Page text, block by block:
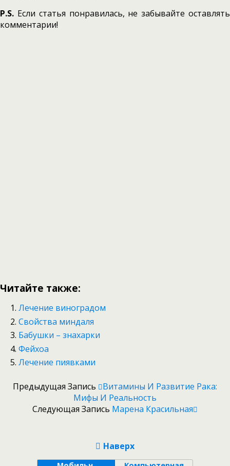
P.S. Если статья понравилась, не забывайте оставлять
комментарии!
Читайте также:
Лечение виноградом
Свойства миндаля
Бабушки – знахарки
Фейхоа
Лечение пиявками
Предыдущая Запись
Витамины И Развитие Рака:
Мифы И Реальность
Следующая Запись Марена Красильная
Наверх